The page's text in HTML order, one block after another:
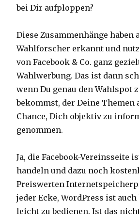
bei Dir aufploppen?
Diese Zusammenhänge haben
Wahlforscher erkannt und
von Facebook & Co. ganz
Wahlwerbung. Das ist dann
wenn Du genau den Wahlspot
bekommst, der Deine Themen
Chance, Dich objektiv zu
genommen.
Ja, die Facebook-Vereinsseite
handeln und dazu noch
Preiswerten
jeder Ecke, WordPress ist
leicht zu bedienen. Ist das